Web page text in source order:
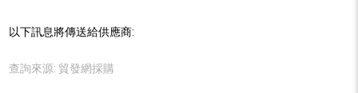
以下訊息將傳送給供應商:
查詢來源: 貿發網採購